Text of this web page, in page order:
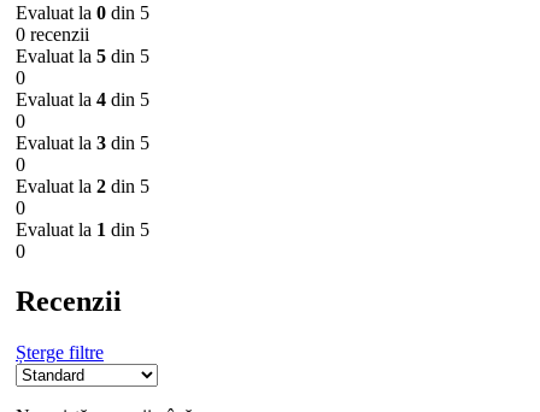
Evaluat la 0 din 5
0 recenzii
Evaluat la 5 din 5
0
Evaluat la 4 din 5
0
Evaluat la 3 din 5
0
Evaluat la 2 din 5
0
Evaluat la 1 din 5
0
Recenzii
Șterge filtre